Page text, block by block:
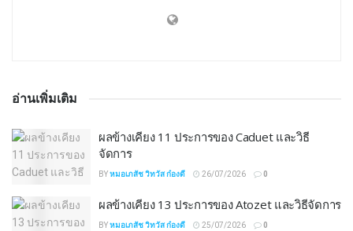
อ่านเพิ่มเติม
ผลข้างเคียง 11 ประการของ Caduet และวิธี
จัดการ
BYหมอเภสัช วิทวัส ก๋องดี 26/07/2026 0
ผลข้างเคียง 13 ประการของ Atozet และวิธีจัดการ
BYหมอเภสัช วิทวัส ก๋องดี 25/07/2026 0